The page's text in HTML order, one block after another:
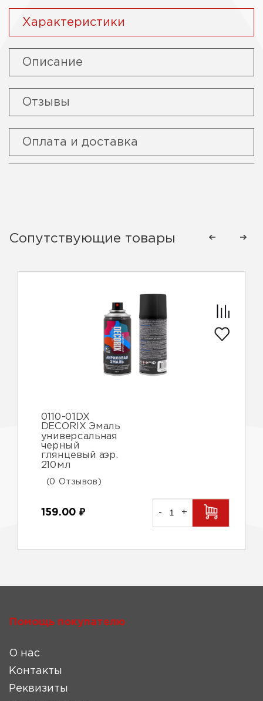
Характеристики
Описание
Отзывы
Оплата и доставка
Сопутствующие товары
0110-01DX
DECORIX Эмаль
универсальная
черный
глянцевый аэр.
210мл
(0 Отзывов)
159.00 ₽ - +
Помощь покупателю
О нас
Контакты
Реквизиты